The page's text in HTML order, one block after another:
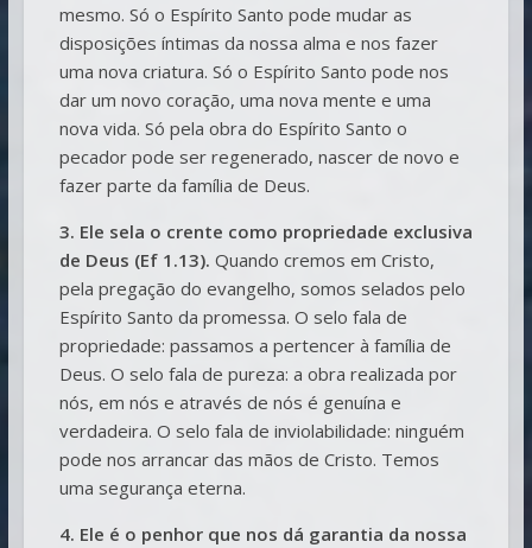
mesmo. Só o Espírito Santo pode mudar as
disposições íntimas da nossa alma e nos fazer
uma nova criatura. Só o Espírito Santo pode nos
dar um novo coração, uma nova mente e uma
nova vida. Só pela obra do Espírito Santo o
pecador pode ser regenerado, nascer de novo e
fazer parte da família de Deus.
3. Ele sela o crente como propriedade exclusiva
de Deus (Ef 1.13). Quando cremos em Cristo,
pela pregação do evangelho, somos selados pelo
Espírito Santo da promessa. O selo fala de
propriedade: passamos a pertencer à família de
Deus. O selo fala de pureza: a obra realizada por
nós, em nós e através de nós é genuína e
verdadeira. O selo fala de inviolabilidade: ninguém
pode nos arrancar das mãos de Cristo. Temos
uma segurança eterna.
4. Ele é o penhor que nos dá garantia da nossa